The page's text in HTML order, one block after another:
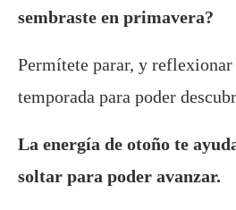
sembraste en primavera?
Permítete parar, y reflexionar
temporada para poder
La energía de otoño te
soltar para poder avanzar.